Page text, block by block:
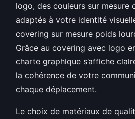
logo, des couleurs sur mesure
adaptés à votre identité
covering sur mesure poids
Grâce au covering avec logo
charte graphique s’affiche
la cohérence de votre
chaque déplacement.
Le choix de matériaux de